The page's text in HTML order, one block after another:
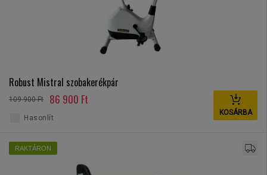
Robust Mistral szobakerékpár
109 900 Ft 86 900 Ft
KOSÁRBA
Hasonlít
RAKTÁRON